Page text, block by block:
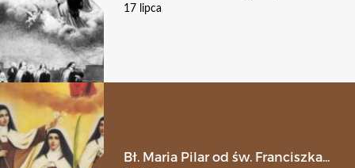
17 lipca
Bł. Maria Pilar od św. Franciszka...